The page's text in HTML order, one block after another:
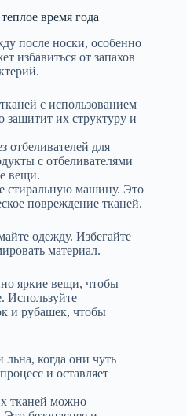
время года
после носки, особенно
избавиться от запахов
с использованием
защитит их структуру и
отбеливателей для
с отбеливателями
вещи.
стиральную машину. Это
повреждение тканей.
одежду. Избегайте
материал.
яркие вещи, чтобы
Используйте
и рубашек, чтобы
льна, когда они чуть
и оставляет
тканей можно